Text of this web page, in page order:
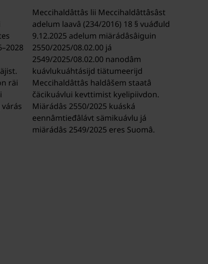
räi
Meccihaldâttâs lii Meccihaldâttâsâst
adelum laavâ (234/2016) 18 § vuáđuld
9.12.2025 adelum miärádâsâiguin
2550/2025/08.02.00 já
2549/2025/08.02.00 nanodâm
kuávlukuáhtásijd tiätumeerijd
Meccihaldâttâs haldâšem staatâ
čäcikuávlui kevttimist kyelipiivdon.
Miärádâs 2550/2025 kuáská
eennâmtieđâlávt sämikuávlu já
miärádâs 2549/2025 eres Suomâ.